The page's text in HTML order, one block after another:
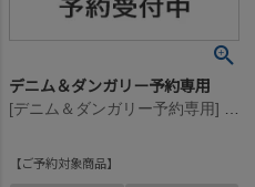
デニム＆ダンガリー予約専用
ご予約対象商品